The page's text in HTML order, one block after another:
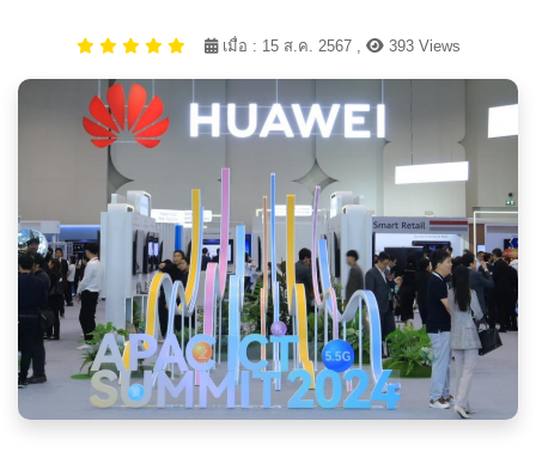
เมื่อ : 15 ส.ค. 2567 , 393 Views